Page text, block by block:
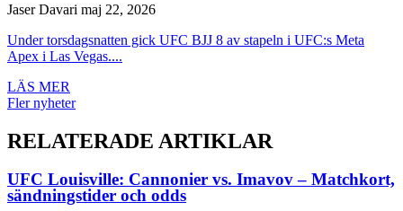
Jaser Davari maj 22, 2026
Under torsdagsnatten gick UFC BJJ 8 av stapeln i UFC:s Meta
Apex i Las Vegas....
LÄS MER
Fler nyheter
RELATERADE ARTIKLAR
UFC Louisville: Cannonier vs. Imavov – Matchkort,
sändningstider och odds